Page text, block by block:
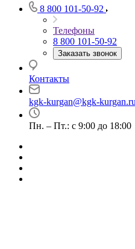
8 800 101-50-92
Телефоны
8 800 101-50-92
Заказать звонок
Контакты
kgk-kurgan@kgk-kurgan.ru
Пн. – Пт.: с 9:00 до 18:00